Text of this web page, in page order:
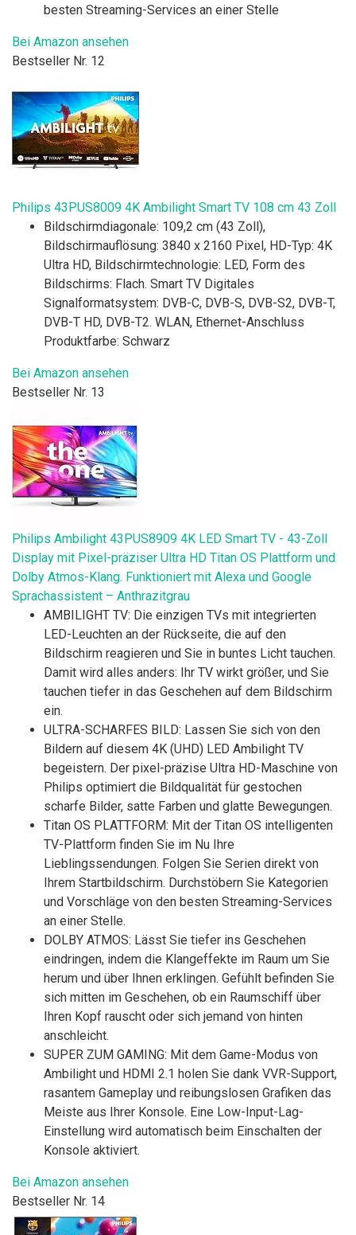
besten Streaming-Services an einer Stelle
Bei Amazon ansehen
Bestseller Nr. 12
Philips 43PUS8009 4K Ambilight Smart TV 108 cm 43 Zoll
Bildschirmdiagonale: 109,2 cm (43 Zoll),
Bildschirmauflösung: 3840 x 2160 Pixel, HD-Typ: 4K
Ultra HD, Bildschirmtechnologie: LED, Form des
Bildschirms: Flach. Smart TV Digitales
Signalformatsystem: DVB-C, DVB-S, DVB-S2, DVB-T,
DVB-T HD, DVB-T2. WLAN, Ethernet-Anschluss
Produktfarbe: Schwarz
Bei Amazon ansehen
Bestseller Nr. 13
Philips Ambilight 43PUS8909 4K LED Smart TV - 43-Zoll
Display mit Pixel-präziser Ultra HD Titan OS Plattform und
Dolby Atmos-Klang. Funktioniert mit Alexa und Google
Sprachassistent – Anthrazitgrau
AMBILIGHT TV: Die einzigen TVs mit integrierten
LED-Leuchten an der Rückseite, die auf den
Bildschirm reagieren und Sie in buntes Licht tauchen.
Damit wird alles anders: Ihr TV wirkt größer, und Sie
tauchen tiefer in das Geschehen auf dem Bildschirm
ein.
ULTRA-SCHARFES BILD: Lassen Sie sich von den
Bildern auf diesem 4K (UHD) LED Ambilight TV
begeistern. Der pixel-präzise Ultra HD-Maschine von
Philips optimiert die Bildqualität für gestochen
scharfe Bilder, satte Farben und glatte Bewegungen.
Titan OS PLATTFORM: Mit der Titan OS intelligenten
TV-Plattform finden Sie im Nu Ihre
Lieblingssendungen. Folgen Sie Serien direkt von
Ihrem Startbildschirm. Durchstöbern Sie Kategorien
und Vorschläge von den besten Streaming-Services
an einer Stelle.
DOLBY ATMOS: Lässt Sie tiefer ins Geschehen
eindringen, indem die Klangeffekte im Raum um Sie
herum und über Ihnen erklingen. Gefühlt befinden Sie
sich mitten im Geschehen, ob ein Raumschiff über
Ihren Kopf rauscht oder sich jemand von hinten
anschleicht.
SUPER ZUM GAMING: Mit dem Game-Modus von
Ambilight und HDMI 2.1 holen Sie dank VVR-Support,
rasantem Gameplay und reibungslosen Grafiken das
Meiste aus Ihrer Konsole. Eine Low-Input-Lag-
Einstellung wird automatisch beim Einschalten der
Konsole aktiviert.
Bei Amazon ansehen
Bestseller Nr. 14